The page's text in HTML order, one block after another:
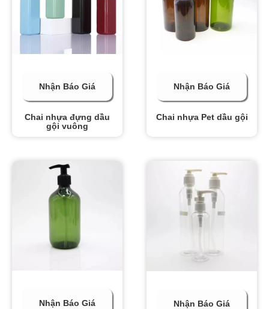
Nhận Báo Giá
Chai nhựa đựng dầu
gội vuông
Nhận Báo Giá
Chai nhựa Pet dầu gội
Nhận Báo Giá Nhận Báo Giá